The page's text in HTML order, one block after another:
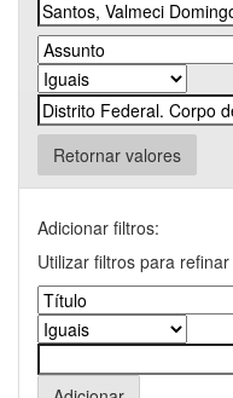
Retornar valores
Adicionar filtros:
Utilizar filtros para